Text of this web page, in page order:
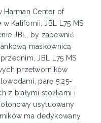
Harman Center of
Kalifornii, JBL L75 MS
JBL, by zapewnić
maskownicą
JBL L75 MS
przetworników
parę 5,25-
z białymi stożkami i
usytuowany
ma dedykowany